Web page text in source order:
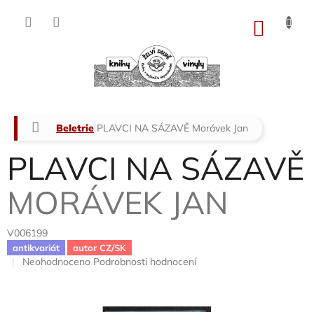
Domů
Beletrie PLAVCI NA SÁZAVĚ Morávek Jan
PLAVCI NA SÁZAVĚ
MORÁVEK JAN
V006199
antikvariát autor CZ/SK
Průměrné
Neohodnoceno Podrobnosti hodnocení